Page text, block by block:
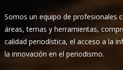
Somos un equipo de profesionales
áreas, temas y herramientas,
calidad periodística, el acceso a la
la innovación en el periodismo.